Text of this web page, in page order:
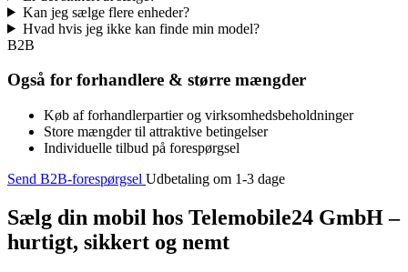
Kan jeg sælge flere enheder?
Hvad hvis jeg ikke kan finde min model?
B2B
Også for forhandlere & større mængder
Køb af forhandlerpartier og virksomhedsbeholdninger
Store mængder til attraktive betingelser
Individuelle tilbud på forespørgsel
Send B2B-forespørgsel Udbetaling om 1-3 dage
Sælg din mobil hos Telemobile24 GmbH –
hurtigt, sikkert og nemt